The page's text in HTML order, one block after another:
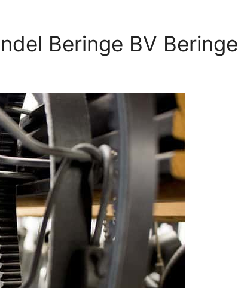
Beringe BV Beringe